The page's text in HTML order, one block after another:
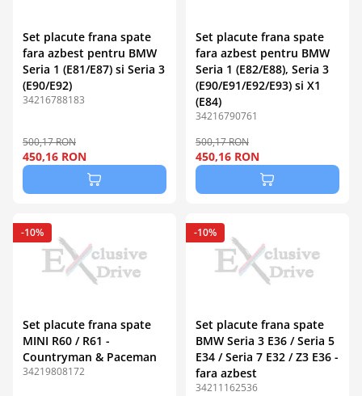
Set placute frana spate
fara azbest pentru BMW
Seria 1 (E81/E87) si Seria 3
(E90/E92)
34216788183
500,17 RON
450,16 RON
Set placute frana spate
fara azbest pentru BMW
Seria 1 (E82/E88), Seria 3
(E90/E91/E92/E93) si X1
(E84)
34216790761
500,17 RON
450,16 RON
Set placute frana spate
MINI R60 / R61 -
Countryman & Paceman
34219808172
-10%
Set placute frana spate
BMW Seria 3 E36 / Seria 5
E34 / Seria 7 E32 / Z3 E36 -
fara azbest
34211162536
-10%